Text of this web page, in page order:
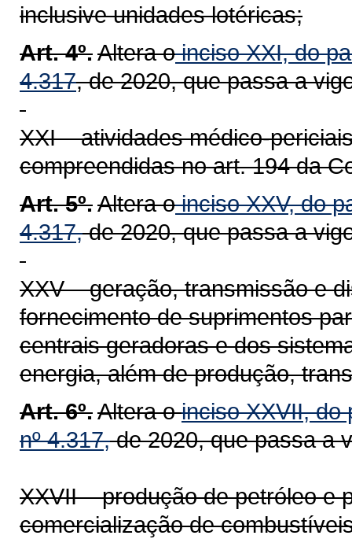
inclusive unidades lotéricas;
Art. 4º.Altera oinciso XXI, do
4.317, de 2020, que passa a
XXI – atividades médico-
compreendidas no art. 194 da
Art. 5º.Altera oinciso XXV, do
4.317,de 2020, que passa a
XXV – geração, transmissão e
fornecimento de suprimentos
centrais geradoras e dos
energia, além de produção,
Art. 6º.Altera oinciso XXVII, do
nº 4.317,de 2020, que passa a
XXVII – produção de petróleo e
comercialização de